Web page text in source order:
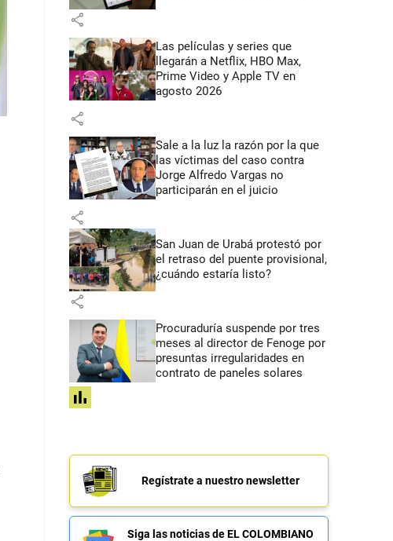
share
Las películas y series que
llegarán a Netflix, HBO Max,
Prime Video y Apple TV en
agosto 2026
share
Sale a la luz la razón por la que
las víctimas del caso contra
Jorge Alfredo Vargas no
participarán en el juicio
share
San Juan de Urabá protestó por
el retraso del puente provisional,
¿cuándo estaría listo?
share
Procuraduría suspende por tres
meses al director de Fenoge por
presuntas irregularidades en
contrato de paneles solares
share
Regístrate a nuestro newsletter
Siga las noticias de EL COLOMBIANO